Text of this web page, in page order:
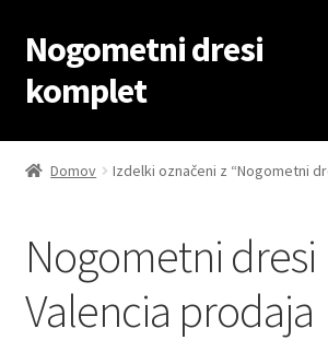
Skip
to
navigation
Skip
to
content
Nogometni dresi
komplet
Domov
Kontaktiraj nas
Košarica
Domov Izdelki označeni z “Nogometni
Nogometni dresi
Valencia prodaja